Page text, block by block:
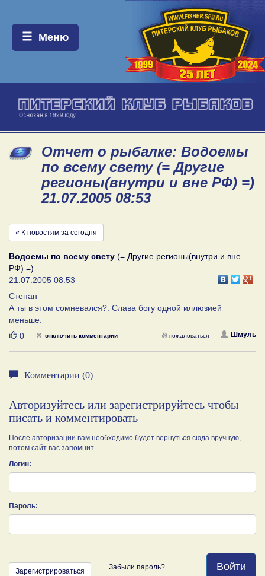
Меню:
Меню
Отчет о рыбалке: Водоемы
по всему свету (= Другие
регионы(внутри и вне РФ) =)
21.07.2005 08:53
« К новостям за сегодня
Водоемы по всему свету (= Другие регионы(внутри и вне
РФ) =)
21.07.2005 08:53
Степан
А ты в этом сомневался?. Слава богу одной иллюзией
меньше.
Нравится
0 отключить комментарии Шмуль
пожаловаться
Комментарии (0)
Авторизуйтесь или зарегистрируйтесь чтобы
писать и комментировать
После авторизации вам необходимо будет вернуться сюда вручную,
потом сайт вас запомнит
Логин:
Пароль:
Войти
Зарегистрироваться Забыли пароль?